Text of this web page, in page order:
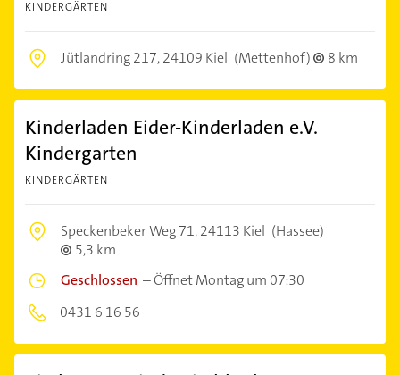
KINDERGÄRTEN
Jütlandring 217,24109 Kiel (Mettenhof) 8 km
Kinderladen Eider-Kinderladen e.V.
Kindergarten
KINDERGÄRTEN
Speckenbeker Weg 71,24113 Kiel (Hassee)
5,3 km
Geschlossen –Öffnet Montag um 07:30
0431 6 16 56